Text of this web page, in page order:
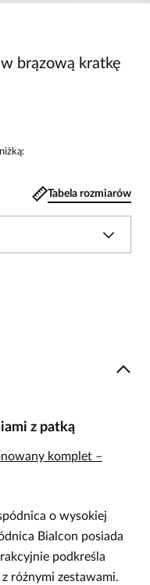
brązową kratkę
Tabela rozmiarów
z patką
komplet –
o wysokiej
Bialcon posiada
podkreśla
różnymi zestawami.